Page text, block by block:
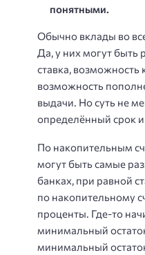
понятными.
Обычно вклады во
Да, у них могут быть
ставка, возможность
возможность
выдачи. Но суть не
определённый срок
По накопительным
могут быть самые
банках, при равной
по накопительному
проценты. Где-то
минимальный
минимальный